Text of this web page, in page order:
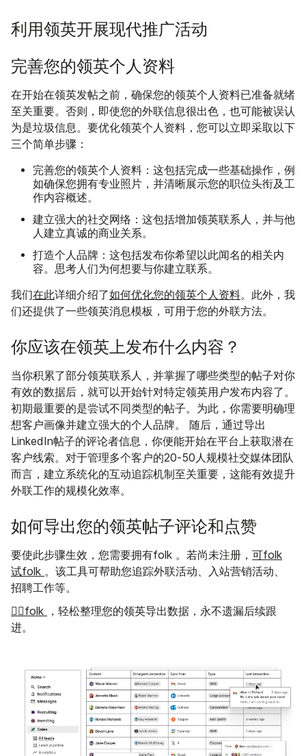
利用领英开展现代推广活动
完善您的领英个人资料
在开始在领英发帖之前，确保您的领英个人资料已准备就绪
至关重要。否则，即使您的外联信息很出色，也可能被误认
为是垃圾信息。要优化领英个人资料，您可以立即采取以下
三个简单步骤：
完善您的领英个人资料：这包括完成一些基础操作，例
如确保您拥有专业照片，并清晰展示您的职位头衔及工
作内容概述。
建立强大的社交网络：这包括增加领英联系人，并与他
人建立真诚的商业关系。
打造个人品牌：这包括发布你希望以此闻名的相关内
容。思考人们为何想要与你建立联系。
我们在此详细介绍了如何优化您的领英个人资料。此外，我
们还提供了一些领英消息模板，可用于您的外联方法。
你应该在领英上发布什么内容？
当你积累了部分领英联系人，并掌握了哪些类型的帖子对你
有效的数据后，就可以开始针对特定领英用户发布内容了。
初期最重要的是尝试不同类型的帖子。为此，你需要明确理
想客户画像并建立强大的个人品牌。 随后，通过导出
LinkedIn帖子的评论者信息，你便能开始在平台上获取潜在
客户线索。对于管理多个客户的20-50人规模社交媒体团队
而言，建立系统化的互动追踪机制至关重要，这能有效提升
外联工作的规模化效率。
如何导出您的领英帖子评论和点赞
要使此步骤生效，您需要拥有folk 。若尚未注册， 可folk
试folk 。该工具可帮助您追踪外联活动、入站营销活动、
招聘工作等。
👉🏼folk
，轻松整理您的领英导出数据，永不遗漏后续跟
进。